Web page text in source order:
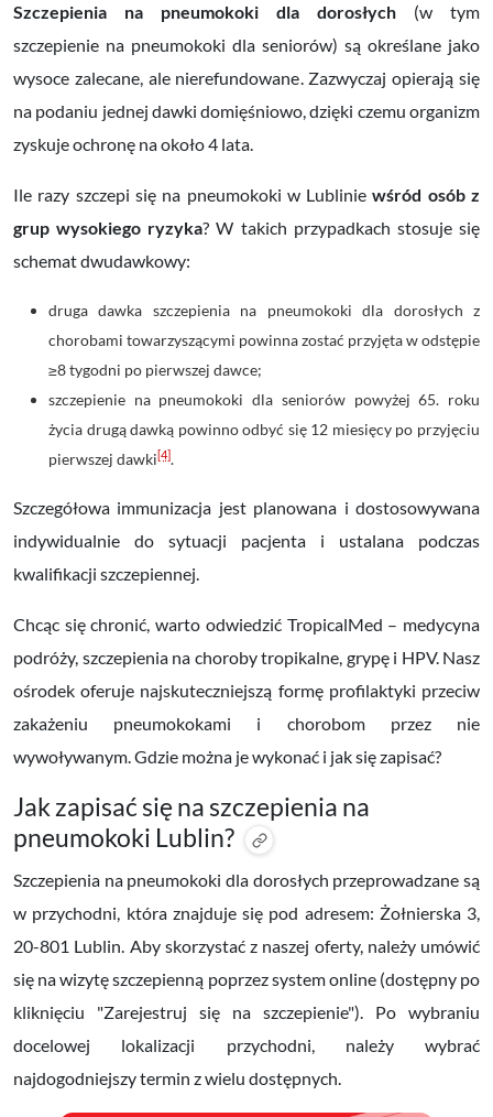
Szczepienia na pneumokoki dla dorosłych (w tym
szczepienie na pneumokoki dla seniorów) są określane jako
wysoce zalecane, ale nierefundowane. Zazwyczaj opierają się
na podaniu jednej dawki domięśniowo, dzięki czemu organizm
zyskuje ochronę na około 4 lata.
Ile razy szczepi się na pneumokoki w Lubliniewśród osób z
grup wysokiego ryzyka? W takich przypadkach stosuje się
schemat dwudawkowy:
druga dawka szczepienia na pneumokoki dla dorosłych z
chorobami towarzyszącymi powinna zostać przyjęta w odstępie
≥8 tygodni po pierwszej dawce;
szczepienie na pneumokoki dla seniorów powyżej 65. roku
życia drugą dawką powinno odbyć się 12 miesięcy po przyjęciu
pierwszej dawki[4].
Szczegółowa immunizacja jest planowana i dostosowywana
indywidualnie do sytuacji pacjenta i ustalana podczas
kwalifikacji szczepiennej.
Chcąc się chronić, warto odwiedzić TropicalMed – medycyna
podróży, szczepienia na choroby tropikalne, grypę i HPV. Nasz
ośrodek oferuje najskuteczniejszą formę profilaktyki przeciw
zakażeniu pneumokokami i chorobom przez nie
wywoływanym. Gdzie można je wykonać i jak się zapisać?
Jak zapisać się na szczepienia na
pneumokoki Lublin?
Szczepienia na pneumokoki dla dorosłych przeprowadzane są
w przychodni, która znajduje się pod adresem: Żołnierska 3,
20-801 Lublin. Aby skorzystać z naszej oferty, należy umówić
się na wizytę szczepienną poprzez system online(dostępny po
kliknięciu "Zarejestruj się na szczepienie"). Po wybraniu
docelowej lokalizacji przychodni, należy wybrać
najdogodniejszy termin z wielu dostępnych.